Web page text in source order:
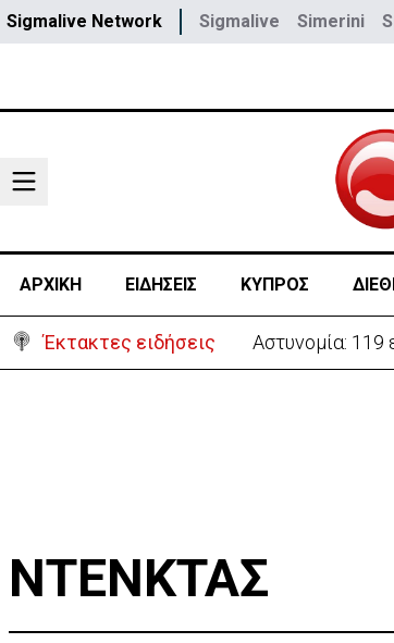
Sigmalive Network Sigmalive Simerini
ΑΡΧΙΚΗ ΕΙΔΗΣΕΙΣ ΚΥΠΡΟΣ
Έκτακτες ειδήσεις Αστυνομία: 119
ΝΤΕΝΚΤΑΣ